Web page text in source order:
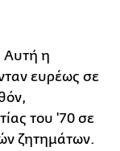
Αυτή η
ευρέως σε
του '70 σε
ζητημάτων.